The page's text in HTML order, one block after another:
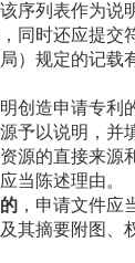
序列表作为说
同时还应提交
）规定的记载
创造申请专利
予以说明，并
源的直接来源
当陈述理由。
，申请文件应
其摘要附图、